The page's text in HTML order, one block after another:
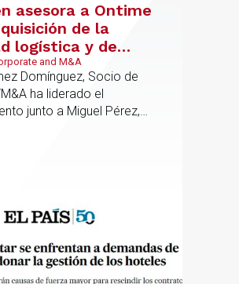
asesora a Ontime
de la
logística y de
de Campillo
and M&A
Domínguez, Socio de
ha liderado el
junto a Miguel Pérez,